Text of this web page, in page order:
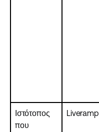
Ιστότοπος
που
Liveramp